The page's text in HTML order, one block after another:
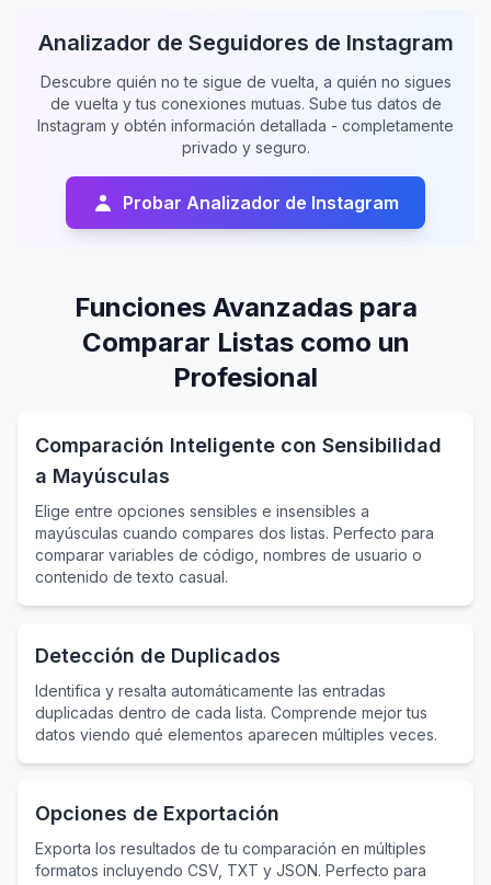
Analizador de Seguidores de Instagram
Descubre quién no te sigue de vuelta, a quién no sigues
de vuelta y tus conexiones mutuas. Sube tus datos de
Instagram y obtén información detallada - completamente
privado y seguro.
Probar Analizador de Instagram
Funciones Avanzadas para
Comparar Listas como un
Profesional
Comparación Inteligente con Sensibilidad
a Mayúsculas
Elige entre opciones sensibles e insensibles a
mayúsculas cuando compares dos listas. Perfecto para
comparar variables de código, nombres de usuario o
contenido de texto casual.
Detección de Duplicados
Identifica y resalta automáticamente las entradas
duplicadas dentro de cada lista. Comprende mejor tus
datos viendo qué elementos aparecen múltiples veces.
Opciones de Exportación
Exporta los resultados de tu comparación en múltiples
formatos incluyendo CSV, TXT y JSON. Perfecto para